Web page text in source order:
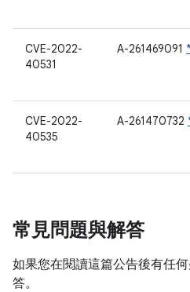
CVE-2022-
40531
A-261469091 *
CVE-2022-
40535
A-261470732
常見問題與解答
如果您在閱讀這篇公告後有任
答。